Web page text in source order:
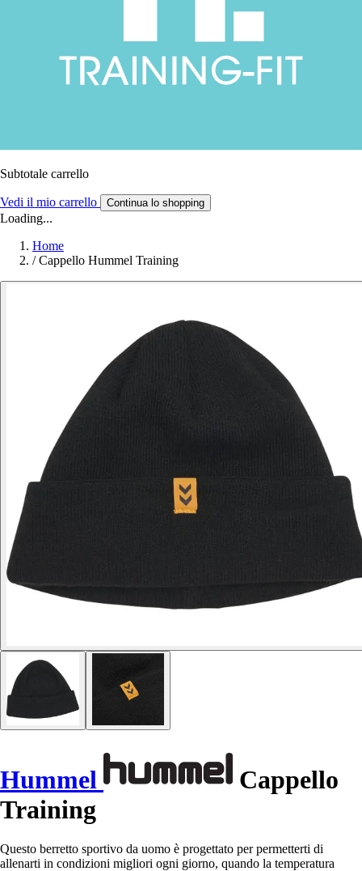
Subtotale carrello
Vedi il mio carrello Continua lo shopping
Loading...
Home
/ Cappello Hummel Training
Hummel
Cappello
Training
Questo berretto sportivo da uomo è progettato per permetterti di
allenarti in condizioni migliori ogni giorno, quando la temperatura